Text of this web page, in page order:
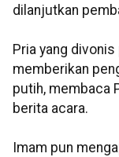
dilanjutkan
Pria yang
memberikan
putih, membaca
berita acara.
Imam pun